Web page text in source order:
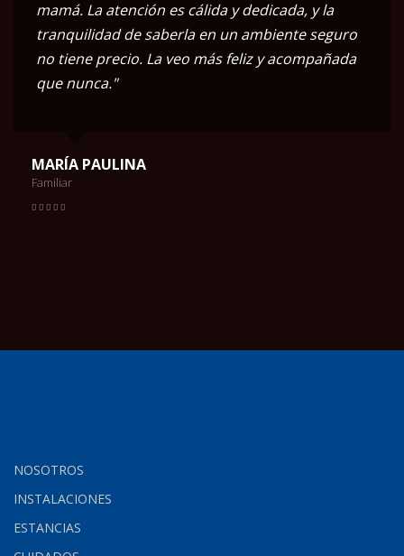
mamá. La atención es cálida y dedicada, y la
tranquilidad de saberla en un ambiente seguro
no tiene precio. La veo más feliz y acompañada
que nunca."
MARÍA PAULINA
Familiar
NOSOTROS
INSTALACIONES
ESTANCIAS